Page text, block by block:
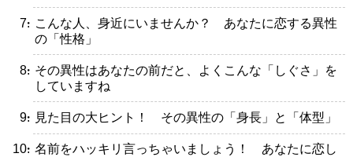
・こんな人、身近にいませんか？ あなたに恋する異性
の「性格」
・その異性はあなたの前だと、よくこんな「しぐさ」を
していますね
・見た目の大ヒント！ その異性の「身長」と「体型」
・名前をハッキリ言っちゃいましょう！ あなたに恋し